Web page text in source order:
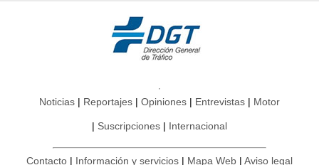
Noticias Reportajes Opiniones Entrevistas Motor
Suscripciones Internacional
Contacto Información y servicios Mapa Web Aviso legal